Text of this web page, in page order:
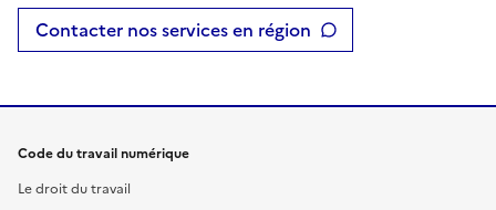
Contacter nos services en région
Code du travail numérique
Le droit du travail